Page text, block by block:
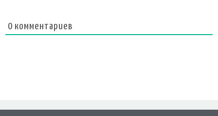
0 комментариев